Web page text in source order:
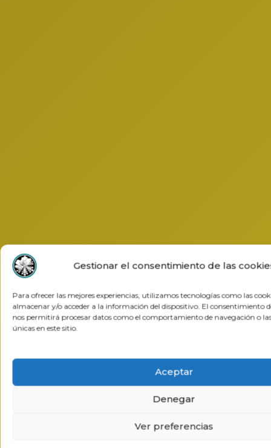
Gestionar el consentimiento de las
Para ofrecer las mejores experiencias, utilizamos tecnologías como las
almacenar y/o acceder a la información del dispositivo. El consentimiento
nos permitirá procesar datos como el comportamiento de navegación o
únicas en este sitio.
Aceptar
Denegar
Ver preferencias